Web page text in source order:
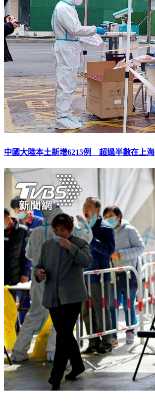
中國大陸本土新增6215例 超過半數在上海